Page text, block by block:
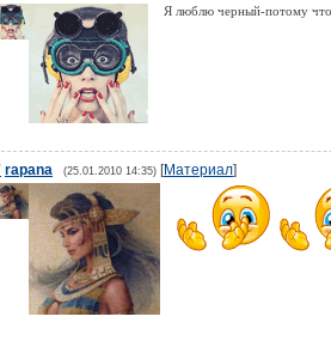
Я люблю черный-потому что
rapana (25.01.2010 14:35) [Материал]